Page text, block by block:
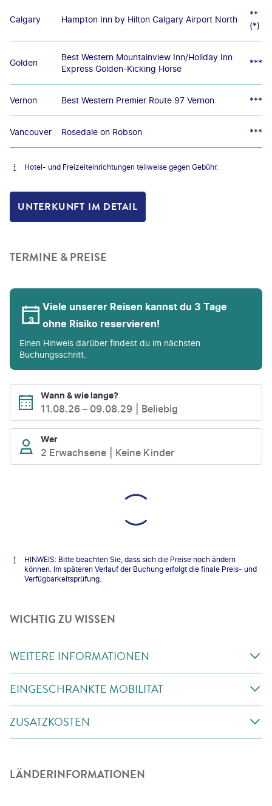
Calgary Hampton Inn by Hilton Calgary Airport North
**
(*)
Golden
Best Western Mountainview Inn/Holiday Inn
Express Golden-Kicking Horse
***
Vernon Best Western Premier Route 97 Vernon ***
Vancouver Rosedale on Robson ***
Hotel- und Freizeiteinrichtungen teilweise gegen Gebühr.
UNTERKUNFT IM DETAIL
TERMINE & PREISE
Viele unserer Reisen kannst du 3 Tage
ohne Risiko reservieren!
Einen Hinweis darüber findest du im nächsten
Buchungsschritt.
Wann & wie lange?
11.08.26 – 09.08.29 Beliebig
Wer
2 Erwachsene Keine Kinder
HINWEIS: Bitte beachten Sie, dass sich die Preise noch ändern
können. Im späteren Verlauf der Buchung erfolgt die finale Preis- und
Verfügbarkeitsprüfung.
WICHTIG ZU WISSEN
WEITERE INFORMATIONEN
EINGESCHRÄNKTE MOBILITÄT
ZUSATZKOSTEN
LÄNDERINFORMATIONEN